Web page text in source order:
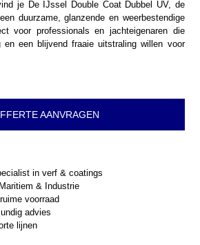
je De IJssel Double Coat Dubbel UV, de
duurzame, glanzende en weerbestendige
voor professionals en jachteigenaren die
en een blijvend fraaie uitstraling willen voor
AANVRAGEN
in verf & coatings
& Industrie
voorraad
advies
lijnen